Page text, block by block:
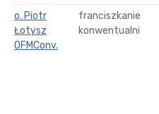
o. Piotr
Łotysz
OFMConv.
franciszkanie
konwentualni